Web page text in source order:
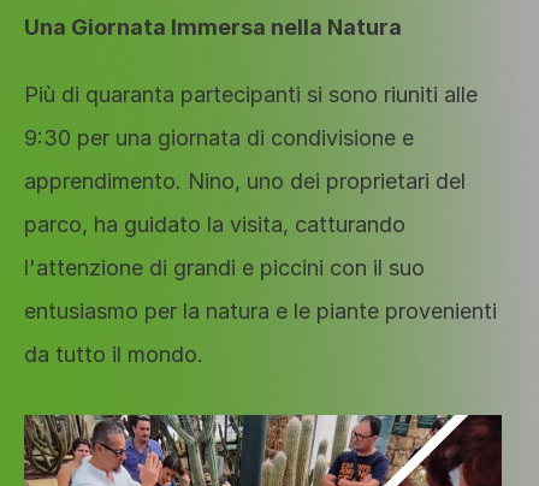
Una Giornata Immersa nella Natura
Più di quaranta partecipanti si sono riuniti alle
9:30 per una giornata di condivisione e
apprendimento. Nino, uno dei proprietari del
parco, ha guidato la visita, catturando
l'attenzione di grandi e piccini con il suo
entusiasmo per la natura e le piante provenienti
da tutto il mondo.